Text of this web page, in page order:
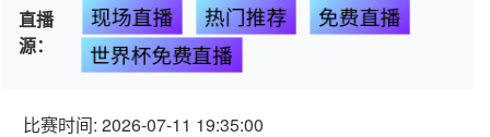
直播
源：
现场直播 热门推荐
免费直播
世界杯免费直播
比赛时间: 2026-07-11 19:35:00